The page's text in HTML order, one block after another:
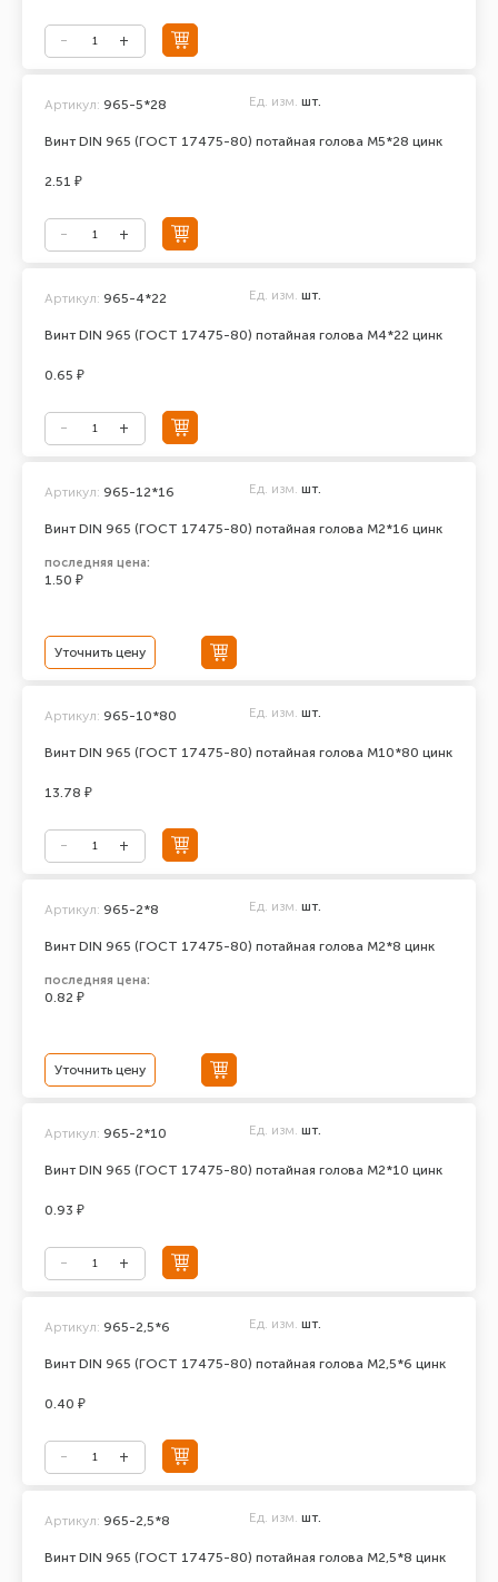
Винт DIN 965 (ГОСТ 17475-80) потайная голова М5*28 цинк
Артикул: 965-5*28 Ед. изм. шт.
2.51 ₽
Винт DIN 965 (ГОСТ 17475-80) потайная голова М4*22 цинк
Артикул: 965-4*22 Ед. изм. шт.
0.65 ₽
Винт DIN 965 (ГОСТ 17475-80) потайная голова М2*16 цинк
Артикул: 965-12*16 Ед. изм. шт.
последняя цена:
1.50 ₽
Уточнить цену
Винт DIN 965 (ГОСТ 17475-80) потайная голова М10*80 цинк
Артикул: 965-10*80 Ед. изм. шт.
13.78 ₽
Винт DIN 965 (ГОСТ 17475-80) потайная голова М2*8 цинк
Артикул: 965-2*8 Ед. изм. шт.
последняя цена:
0.82 ₽
Уточнить цену
Винт DIN 965 (ГОСТ 17475-80) потайная голова М2*10 цинк
Артикул: 965-2*10 Ед. изм. шт.
0.93 ₽
Винт DIN 965 (ГОСТ 17475-80) потайная голова М2,5*6 цинк
Артикул: 965-2,5*6 Ед. изм. шт.
0.40 ₽
Винт DIN 965 (ГОСТ 17475-80) потайная голова М2,5*8 цинк
Артикул: 965-2,5*8 Ед. изм. шт.